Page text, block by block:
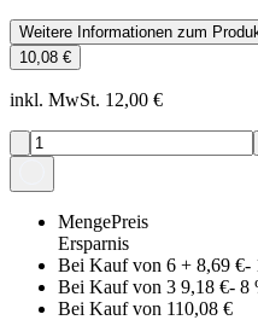
Weitere Informationen zum
10,08 €
inkl. MwSt. 12,00 €
MengePreis
Ersparnis
Bei Kauf von 6 + 8,69 €-
Bei Kauf von 3 9,18 €- 8
Bei Kauf von 110,08 €